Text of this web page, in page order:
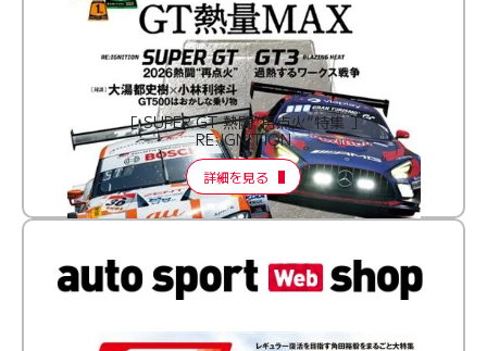
［ SUPER GT 熱闘“再点火”特集 ］
RE:IGNITION
詳細を見る